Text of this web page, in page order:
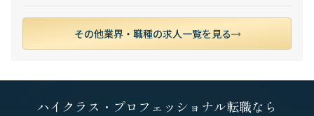
その他業界・職種の求人一覧を見る
ハイクラス・プロフェッショナル転職なら